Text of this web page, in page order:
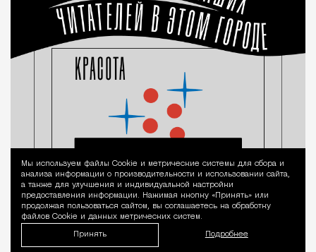
Уведомление
Мы используем файлы Сookie и метрические системы для сбора и
анализа информации о производительности и использовании сайта,
а также для улучшения и индивидуальной настройки
предоставления информации. Нажимая кнопку «Принять» или
продолжая пользоваться сайтом, вы соглашаетесь на обработку
файлов Cookie и данных метрических систем.
Принять Подробнее